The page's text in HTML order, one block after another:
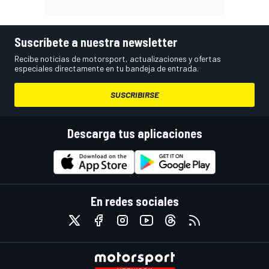
Suscríbete a nuestra newsletter
Recibe noticias de motorsport, actualizaciones y ofertas
especiales directamente en tu bandeja de entrada.
SUSCRIBIRSE
Descarga tus aplicaciones
En redes sociales